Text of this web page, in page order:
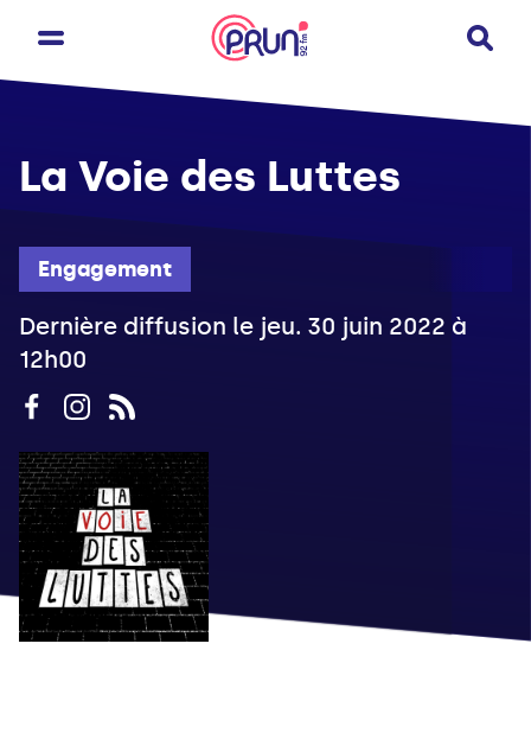
Engagement
La Voie des Luttes
Dernière diffusion le jeu. 30 juin 2022 à
12h00